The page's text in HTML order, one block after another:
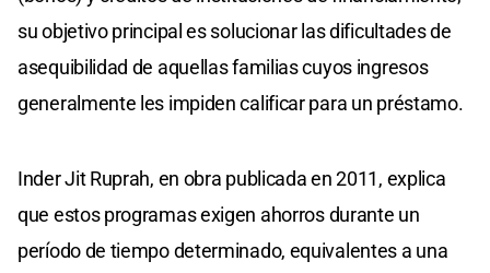
su objetivo principal es solucionar las dificultades de
asequibilidad de aquellas familias cuyos ingresos
generalmente les impiden calificar para un préstamo.
Inder Jit Ruprah, en obra publicada en 2011, explica
que estos programas exigen ahorros durante un
período de tiempo determinado, equivalentes a una